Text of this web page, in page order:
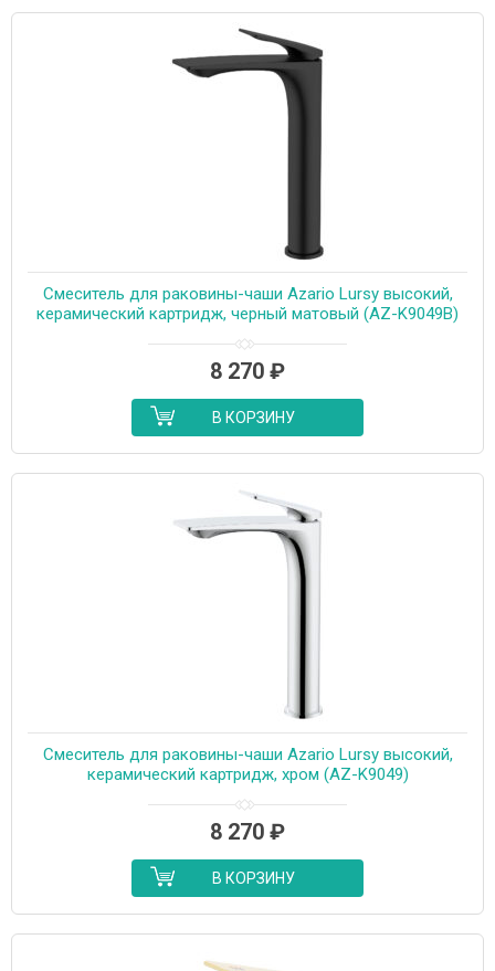
Cмеситель для раковины-чаши Azario Lursy высокий,
керамический картридж, черный матовый (AZ-K9049B)
8 270 ₽
В КОРЗИНУ
Cмеситель для раковины-чаши Azario Lursy высокий,
керамический картридж, хром (AZ-K9049)
8 270 ₽
В КОРЗИНУ